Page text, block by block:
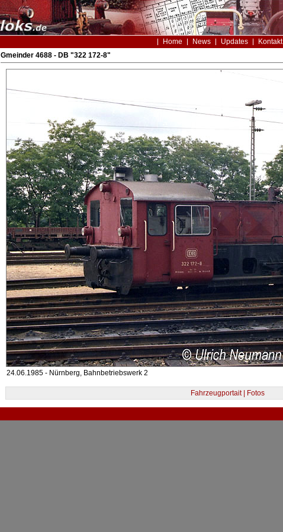
Home News Updates Kontakt
Gmeinder 4688 - DB "322 172-8"
24.06.1985 - Nürnberg, Bahnbetriebswerk 2
Fahrzeugportait | Fotos